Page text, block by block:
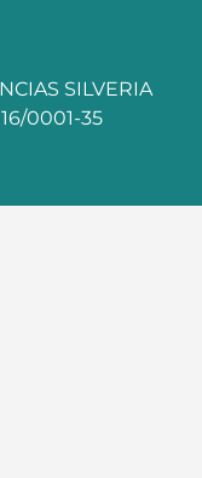
SILVERIA
0001-35